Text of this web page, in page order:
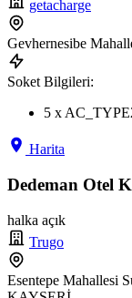
getacharge
Gevhernesibe
Soket Bilgileri:
5 x
Harita
Dedeman Otel
halka açık
Trugo
Esentepe Mahallesi